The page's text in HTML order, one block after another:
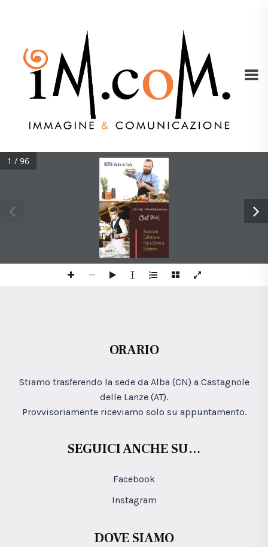
22 -ANTIMACCHIA
58 - GIAPPONESE
64 -ACCESSORI
72- LINEA CAMICIE
88- PANTALONI
1 / 96
ORARIO
Stiamo trasferendo la sede da Alba (CN) a Castagnole
delle Lanze (AT).
Provvisoriamente riceviamo solo su appuntamento.
SEGUICI ANCHE SU…
Facebook
Instagram
DOVE SIAMO